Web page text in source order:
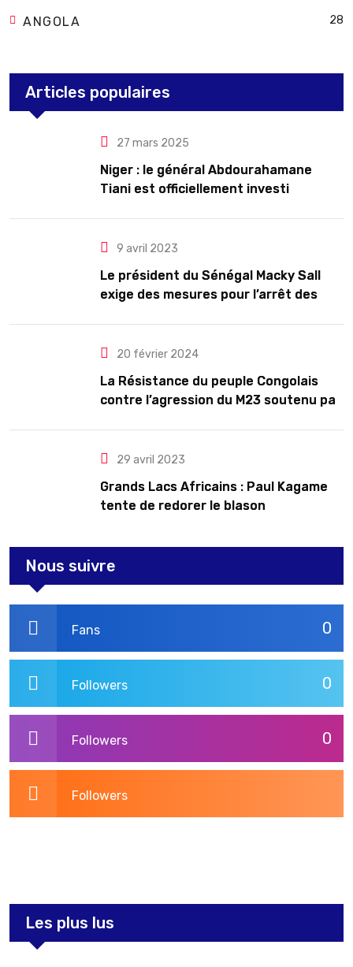
ANGOLA 28
Articles populaires
27 mars 2025
Niger : le général Abdourahamane
Tiani est officiellement investi
9 avril 2023
Le président du Sénégal Macky Sall
exige des mesures pour l’arrêt des
20 février 2024
La Résistance du peuple Congolais
contre l’agression du M23 soutenu par
29 avril 2023
Grands Lacs Africains : Paul Kagame
tente de redorer le blason
Nous suivre
0
Fans
0
Followers
0
Followers
Followers
Les plus lus